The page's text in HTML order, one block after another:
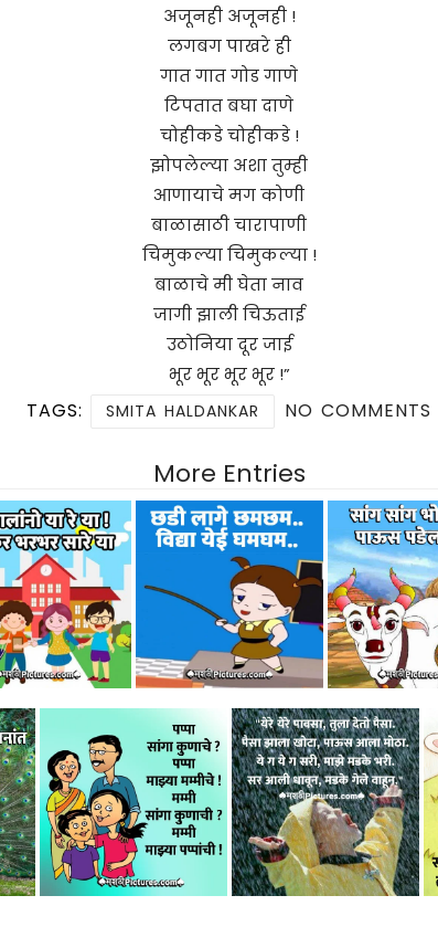
अजूनही अजूनही !
लगबग पाखरे ही
गात गात गोड गाणे
टिपतात बघा दाणे
चोहीकडे चोहीकडे !
झोपलेल्या अशा तुम्ही
आणायाचे मग कोणी
बाळासाठी चारापाणी
चिमुकल्या चिमुकल्या !
बाळाचे मी घेता नाव
जागी झाली चिऊताई
उठोनिया दूर जाई
भूर भूर भूर भूर !”
TAGS: SMITA HALDANKAR NO COMMENTS
More Entries